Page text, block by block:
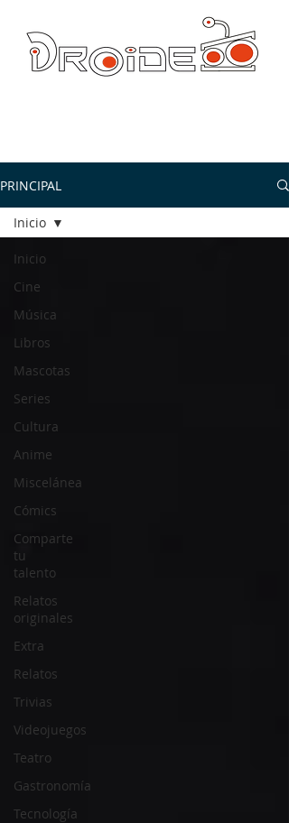
PRINCIPAL
Inicio
Cine
Música
Libros
Mascotas
Series
Cultura
Anime
Miscelánea
Cómics
Comparte
tu
talento
Relatos
originales
Extra
Relatos
Trivias
Videojuegos
Teatro
Gastronomía
Tecnología
Inicio